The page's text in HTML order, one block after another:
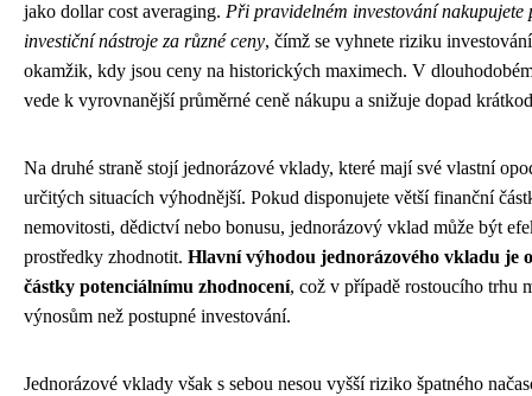
jako dollar cost averaging. Při pravidelném investování nakupujete
investiční nástroje za různé ceny, čímž se vyhnete riziku
okamžik, kdy jsou ceny na historických maximech. V
vede k vyrovnanější průměrné ceně nákupu a snižuje dopad
Na druhé straně stojí jednorázové vklady, které mají své vlastní
určitých situacích výhodnější. Pokud disponujete větší finanční
nemovitosti, dědictví nebo bonusu, jednorázový vklad může být
prostředky zhodnotit. Hlavní výhodou jednorázového vkladu je
částky potenciálnímu zhodnocení, což v případě rostoucího trhu
výnosům než postupné investování.
Jednorázové vklady však s sebou nesou vyšší riziko špatného